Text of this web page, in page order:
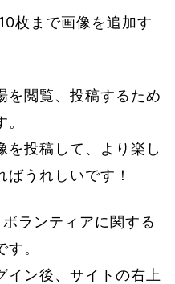
枚まで画像を追加す
を閲覧、投稿するため
を投稿して、より楽し
ばうれしいです！
ランティアに関する
。
イン後、サイトの右上